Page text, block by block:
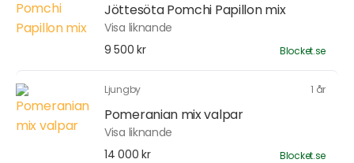
Jöttesöta Pomchi Papillon mix
Visa liknande
9 500 kr
Blocket.se
Ljungby 1 år
Pomeranian mix valpar
Visa liknande
14 000 kr
Blocket.se